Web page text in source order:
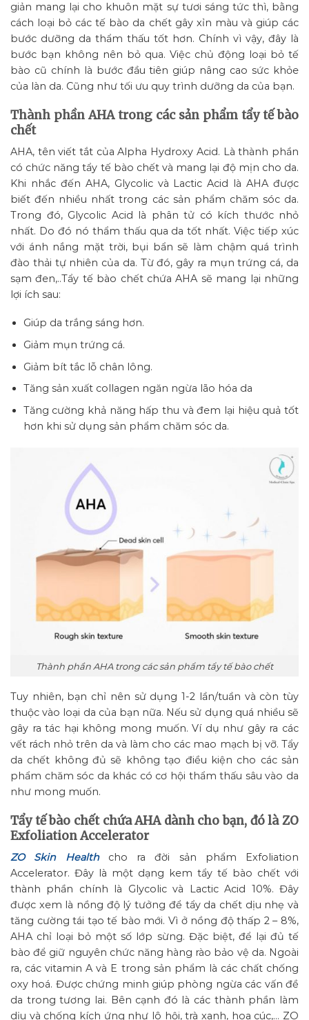
giản mang lại cho khuôn mặt sự tươi sáng tức thì, bằng
cách loại bỏ các tế bào da chết gây xỉn màu và giúp các
bước dưỡng da thẩm thấu tốt hơn. Chính vì vậy, đây là
bước bạn không nên bỏ qua. Việc chủ động loại bỏ tế
bào cũ chính là bước đầu tiên giúp nâng cao sức khỏe
của làn da. Cũng như tối ưu quy trình dưỡng da của bạn.
Thành phần AHA trong các sản phẩm tẩy tế bào
chết
AHA, tên viết tắt của Alpha Hydroxy Acid. Là thành phần
có chức năng tẩy tế bào chết và mang lại độ mịn cho da.
Khi nhắc đến AHA, Glycolic và Lactic Acid là AHA được
biết đến nhiều nhất trong các sản phẩm chăm sóc da.
Trong đó, Glycolic Acid là phân tử có kích thước nhỏ
nhất. Do đó nó thẩm thấu qua da tốt nhất. Việc tiếp xúc
với ánh nắng mặt trời, bụi bẩn sẽ làm chậm quá trình
đào thải tự nhiên của da. Từ đó, gây ra mụn trứng cá, da
sạm đen,..Tẩy tế bào chết chứa AHA sẽ mang lại những
lợi ích sau:
Giúp da trắng sáng hơn.
Giảm mụn trứng cá.
Giảm bít tắc lỗ chân lông.
Tăng sản xuất collagen ngăn ngừa lão hóa da
Tăng cường khả năng hấp thu và đem lại hiệu quả tốt
hơn khi sử dụng sản phẩm chăm sóc da.
Thành phần AHA trong các sản phẩm tẩy tế bào chết
Tuy nhiên, bạn chỉ nên sử dụng 1-2 lần/tuần và còn tùy
thuộc vào loại da của bạn nữa. Nếu sử dụng quá nhiều sẽ
gây ra tác hại không mong muốn. Ví dụ như gây ra các
vết rách nhỏ trên da và làm cho các mao mạch bị vỡ. Tẩy
da chết không đủ sẽ không tạo điều kiện cho các sản
phẩm chăm sóc da khác có cơ hội thẩm thấu sâu vào da
như mong muốn.
Tẩy tế bào chết chứa AHA dành cho bạn, đó là ZO
Exfoliation Accelerator
ZO Skin Health
cho ra đời sản phẩm Exfoliation
Accelerator. Đây là một dạng kem tẩy tế bào chết với
thành phần chính là Glycolic và Lactic Acid 10%. Đây
được xem là nồng độ lý tưởng để tẩy da chết dịu nhẹ và
tăng cường tái tạo tế bào mới. Vì ở nồng độ thấp 2 – 8%,
AHA chỉ loại bỏ một số lớp sừng. Đặc biệt, để lại đủ tế
bào để giữ nguyên chức năng hàng rào bảo vệ da. Ngoài
ra, các vitamin A và E trong sản phẩm là các chất chống
oxy hoá. Được chứng minh giúp phòng ngừa các vấn đề
da trong tương lai. Bên cạnh đó là các thành phần làm
dịu và chống kích ứng như lô hội, trà xanh, hoa cúc,… ZO